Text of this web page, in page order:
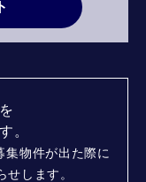
。
集物件が出た際に
します。